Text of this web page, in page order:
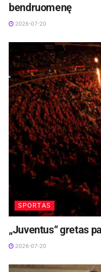
bendruomenę
2026-07-20
SPORTAS
„Juventus“ gretas
2026-07-20